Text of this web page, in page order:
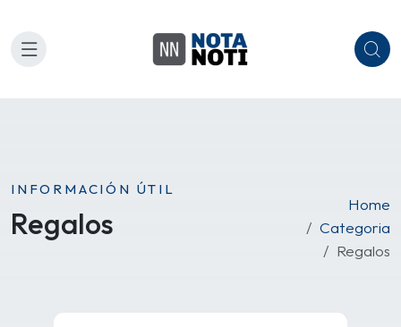
INFORMACIÓN ÚTIL
Regalos
Home
Categoria
Regalos